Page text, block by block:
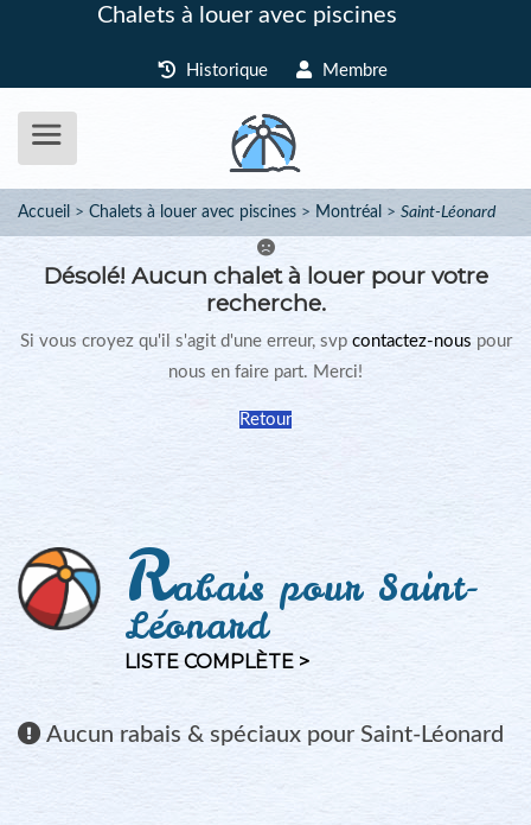
Chalets à louer avec piscines
Historique Membre
Accueil Chalets à louer avec piscines Montréal Saint-Léonard
Désolé! Aucun chalet à louer pour votre
recherche.
Si vous croyez qu'il s'agit d'une erreur, svp contactez-nous pour
nous en faire part. Merci!
Retour
Rabais pour Saint-
Léonard
LISTE COMPLÈTE >
Aucun rabais & spéciaux pour Saint-Léonard